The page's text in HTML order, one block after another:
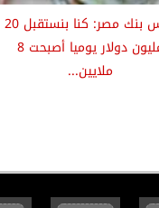
رئيس بنك مصر: كنا بنستقبل 20
مليون دولار يوميا أصبحت 8
ملايين...